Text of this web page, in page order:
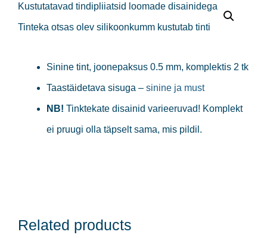
Kustutatavad tindipliiatsid loomade disainidega
Tinteka otsas olev silikoonkumm kustutab tinti
Sinine tint, joonepaksus 0.5 mm, komplektis 2 tk
Taastäidetava sisuga – sinine ja must
NB! Tinktekate disainid varieeruvad! Komplekt
ei pruugi olla täpselt sama, mis pildil.
Related products